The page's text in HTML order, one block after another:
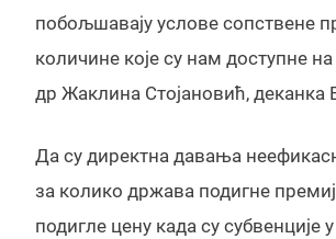
побољшавају услове сопствене
количине које су нам доступне
др Жаклина Стојановић, деканка
Да су директна давања
за колико држава подигне
подигле цену када су